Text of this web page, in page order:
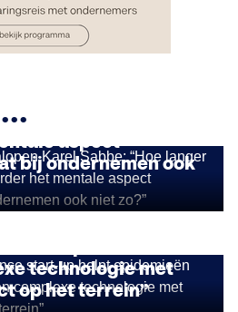
ultralopen Karel
de race duurt, hoe
aspect
bij ondernemen ook
technologie met
op het terrein”